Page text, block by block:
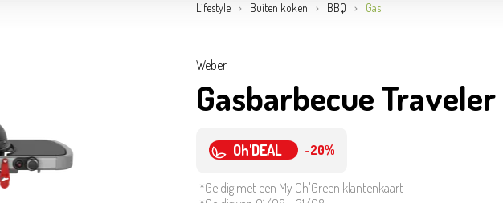
Tuininrichting
Bestrijding
Kweekaccessoires
Homewear Apéro
Lifestyle Buiten koken BBQ Gas
Weber
Gasbarbecue Traveler
Oh'DEAL -20%
*Geldig met een My Oh'Green klantenkaart